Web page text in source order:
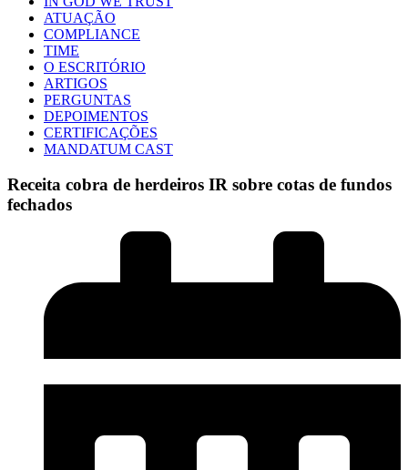
ATUAÇÃO
COMPLIANCE
TIME
O ESCRITÓRIO
ARTIGOS
PERGUNTAS
DEPOIMENTOS
CERTIFICAÇÕES
MANDATUM CAST
Receita cobra de herdeiros IR sobre cotas de fundos
fechados